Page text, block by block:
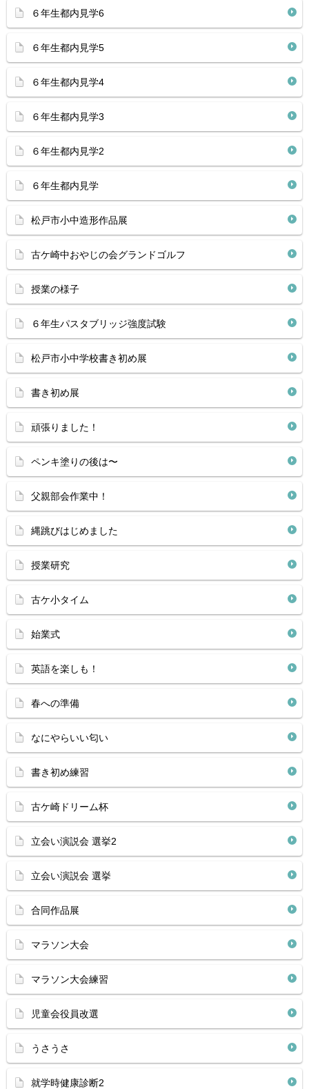
６年生都内見学6
６年生都内見学5
６年生都内見学4
６年生都内見学3
６年生都内見学2
６年生都内見学
松戸市小中造形作品展
古ケ崎中おやじの会グランドゴルフ
授業の様子
６年生パスタブリッジ強度試験
松戸市小中学校書き初め展
書き初め展
頑張りました！
ペンキ塗りの後は〜
父親部会作業中！
縄跳びはじめました
授業研究
古ケ小タイム
始業式
英語を楽しも！
春への準備
なにやらいい匂い
書き初め練習
古ケ崎ドリーム杯
立会い演説会 選挙2
立会い演説会 選挙
合同作品展
マラソン大会
マラソン大会練習
児童会役員改選
うさうさ
就学時健康診断2